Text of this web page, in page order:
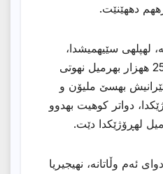
دههێنێت.
لهپلهی سێیهمیشدا،
ئیمارات سێ ملیۆن و 255 ههزار بهرمیل نهوتی
بهسێ ملیۆن و
دواتر كوهیت بهدوو
ئەم وڵاتانە، نهیجیریا